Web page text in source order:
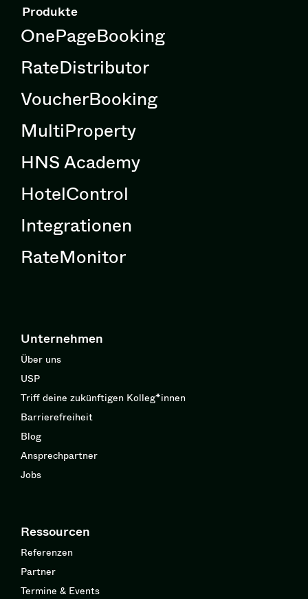
Produkte
OnePageBooking
RateDistributor
VoucherBooking
MultiProperty
HNS Academy
HotelControl
Integrationen
RateMonitor
Unternehmen
Über uns
USP
Triff deine zukünftigen Kolleg*innen
Barrierefreiheit
Blog
Ansprechpartner
Jobs
Ressourcen
Referenzen
Partner
Termine & Events